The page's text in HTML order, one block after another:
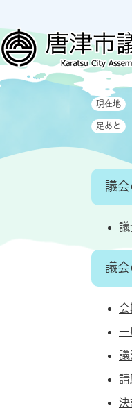
ジ
の
ュ
ー
本
現在地
足あと
議
議
議
会
議
請